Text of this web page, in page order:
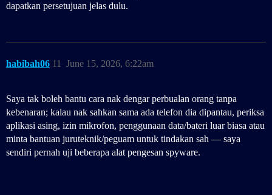
dapatkan persetujuan jelas dulu.
habibah06 June 15, 2026, 6:22am
11
Saya tak boleh bantu cara nak dengar perbualan orang tanpa
kebenaran; kalau nak sahkan sama ada telefon dia dipantau, periksa
aplikasi asing, izin mikrofon, penggunaan data/bateri luar biasa atau
minta bantuan juruteknik/peguam untuk tindakan sah — saya
sendiri pernah uji beberapa alat pengesan spyware.